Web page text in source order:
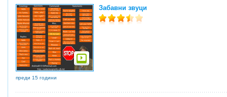
Забавни звуци
преди 15 години